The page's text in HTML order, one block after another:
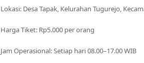
Lokasi: Desa Tapak, Kelurahan Tugurejo,
Harga Tiket: Rp5.000 per orang
Jam Operasional: Setiap hari 08.00–17.00 WIB